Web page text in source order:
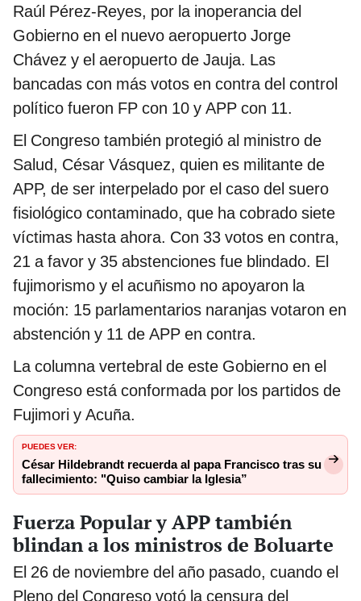
Raúl Pérez-Reyes, por la inoperancia del
Gobierno en el nuevo aeropuerto Jorge
Chávez y el aeropuerto de Jauja. Las
bancadas con más votos en contra del control
político fueron FP con 10 y APP con 11.
El Congreso también protegió al ministro de
Salud, César Vásquez, quien es militante de
APP, de ser interpelado por el caso del suero
fisiológico contaminado, que ha cobrado siete
víctimas hasta ahora. Con 33 votos en contra,
21 a favor y 35 abstenciones fue blindado. El
fujimorismo y el acuñismo no apoyaron la
moción: 15 parlamentarios naranjas votaron en
abstención y 11 de APP en contra.
La columna vertebral de este Gobierno en el
Congreso está conformada por los partidos de
Fujimori y Acuña.
PUEDES VER:
César Hildebrandt recuerda al papa Francisco tras su
fallecimiento: "Quiso cambiar la Iglesia”
Fuerza Popular y APP también
blindan a los ministros de Boluarte
El 26 de noviembre del año pasado, cuando el
Pleno del Congreso votó la censura del